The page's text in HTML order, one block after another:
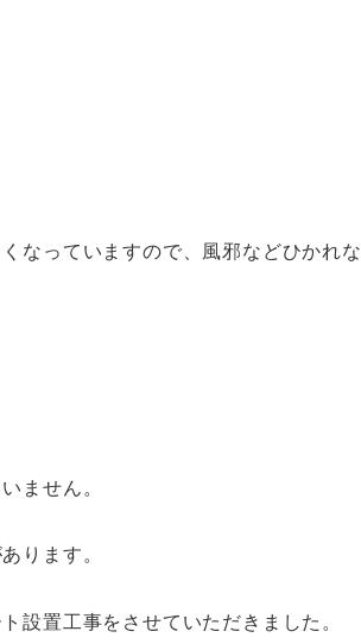
なっていますので、風邪などひかれな
ません。
ります。
設置工事をさせていただきました。